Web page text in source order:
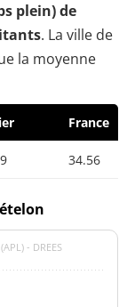
plein) de
. La ville de
la moyenne
France
34.56
- DREES